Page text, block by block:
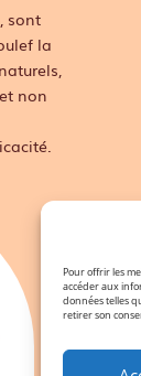
Pour offrir les
accéder aux
données telles
retirer son
sont
la
non